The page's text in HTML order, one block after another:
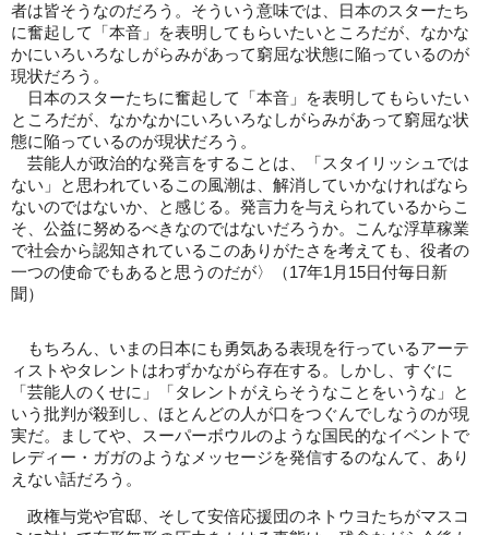
者は皆そうなのだろう。そういう意味では、日本のスターたち
に奮起して「本音」を表明してもらいたいところだが、なかな
かにいろいろなしがらみがあって窮屈な状態に陥っているのが
現状だろう。
日本のスターたちに奮起して「本音」を表明してもらいたい
ところだが、なかなかにいろいろなしがらみがあって窮屈な状
態に陥っているのが現状だろう。
芸能人が政治的な発言をすることは、「スタイリッシュでは
ない」と思われているこの風潮は、解消していかなければなら
ないのではないか、と感じる。発言力を与えられているからこ
そ、公益に努めるべきなのではないだろうか。こんな浮草稼業
で社会から認知されているこのありがたさを考えても、役者の
一つの使命でもあると思うのだが〉（17年1月15日付毎日新
聞）
もちろん、いまの日本にも勇気ある表現を行っているアーテ
ィストやタレントはわずかながら存在する。しかし、すぐに
「芸能人のくせに」「タレントがえらそうなことをいうな」と
いう批判が殺到し、ほとんどの人が口をつぐんでしなうのが現
実だ。ましてや、スーパーボウルのような国民的なイベントで
レディー・ガガのようなメッセージを発信するのなんて、あり
えない話だろう。
政権与党や官邸、そして安倍応援団のネトウヨたちがマスコ